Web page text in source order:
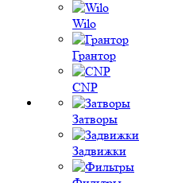
Wilo
Грантор
CNP
Затворы
Задвижки